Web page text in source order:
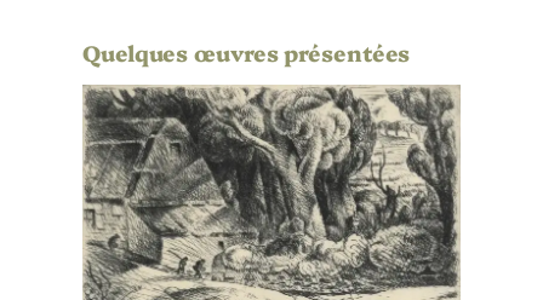
Quelques œuvres présentées